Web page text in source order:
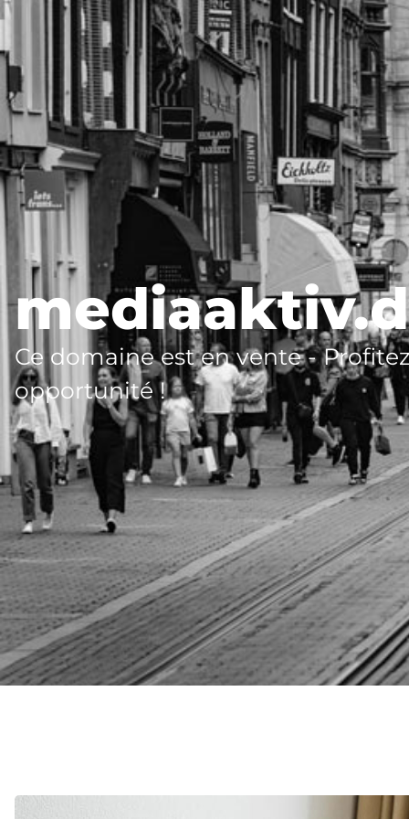
Ce domaine est en vente -
opportunité !